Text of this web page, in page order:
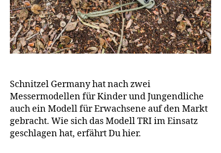
Schnitzel Germany hat nach zwei
Messermodellen für Kinder und Jungendliche
auch ein Modell für Erwachsene auf den Markt
gebracht. Wie sich das Modell TRI im Einsatz
geschlagen hat, erfährt Du hier.